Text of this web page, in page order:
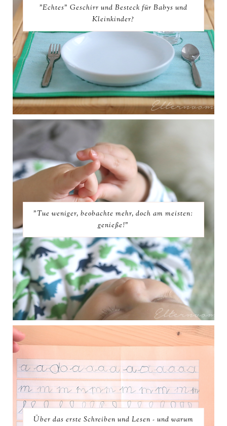
"Echtes" Geschirr und Besteck für Babys und
Kleinkinder?
"Tue weniger, beobachte mehr, doch am meisten:
genieße!"
Über das erste Schreiben und Lesen - und warum